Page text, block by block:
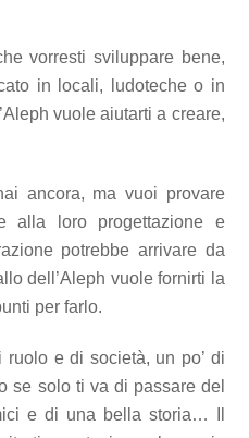
vorresti sviluppare bene,
in locali, ludoteche o in
vuole aiutarti a creare,
ancora, ma vuoi provare
alla loro progettazione e
potrebbe arrivare da
dell’Aleph vuole fornirti la
per farlo.
e di società, un po’ di
se solo ti va di passare del
e di una bella storia… Il